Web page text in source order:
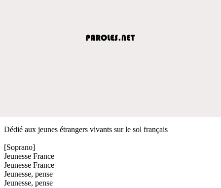
Dédié aux jeunes étrangers vivants sur le sol français
[Soprano]
Jeunesse France
Jeunesse France
Jeunesse, pense
Jeunesse, pense